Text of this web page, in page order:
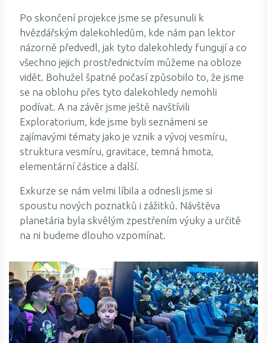
Po skončení projekce jsme se přesunuli k
hvězdářským dalekohledům, kde nám pan lektor
názorně předvedl, jak tyto dalekohledy fungují a co
všechno jejich prostřednictvím můžeme na obloze
vidět. Bohužel špatné počasí způsobilo to, že jsme
se na oblohu přes tyto dalekohledy nemohli
podívat. A na závěr jsme ještě navštívili
Exploratorium, kde jsme byli seznámeni se
zajímavými tématy jako je vznik a vývoj vesmíru,
struktura vesmíru, gravitace, temná hmota,
elementární částice a další.
Exkurze se nám velmi líbila a odnesli jsme si
spoustu nových poznatků i zážitků. Návštěva
planetária byla skvělým zpestřením výuky a určitě
na ni budeme dlouho vzpomínat.